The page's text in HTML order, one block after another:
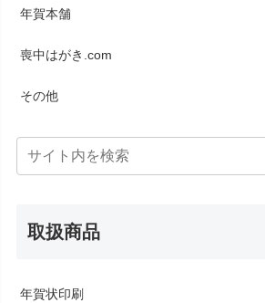
年賀本舗
喪中はがき.com
その他
取扱商品
年賀状印刷